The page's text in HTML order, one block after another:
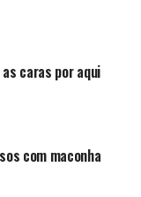
as caras por aqui
com maconha